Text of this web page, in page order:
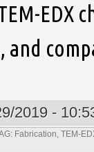
EDX
and
2019 -
Fabrication, TEM-